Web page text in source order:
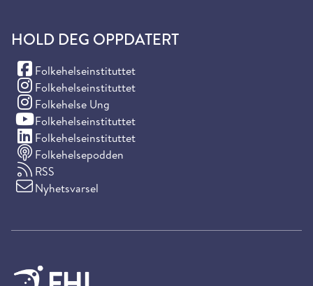
HOLD DEG OPPDATERT
Folkehelseinstituttet
(Facebook)
Folkehelseinstituttet
(Instagram)
Folkehelse Ung
(Instagram)
Folkehelseinstituttet
(YouTube)
Folkehelseinstituttet
(LinkedIn)
Folkehelsepodden
RSS
Nyhetsvarsel